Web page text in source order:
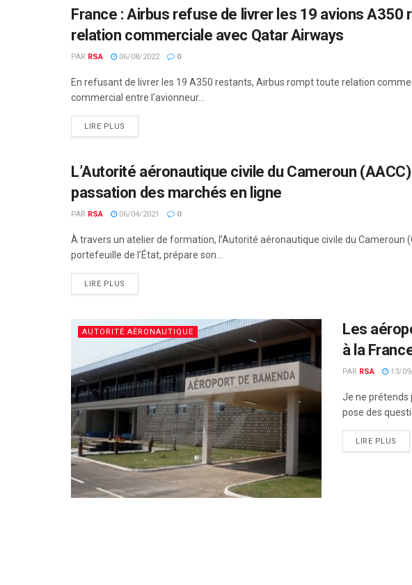
AUTORITÉ AÉRONAUTIQUE
France : Airbus refuse de livrer les 19 avions
relation commerciale avec Qatar Airways
PAR RSA 06/08/2022 0
En refusant de livrer les 19 A350 restants, Airbus rompt toute relation
commercial entre l'avionneur...
LIRE PLUS
AUTORITÉ AÉRONAUTIQUE
L’Autorité aéronautique civile du Cameroun
passation des marchés en ligne
PAR RSA 06/04/2021 0
À travers un atelier de formation, l’Autorité aéronautique civile du Cameroun
portefeuille de l’État, prépare son...
LIRE PLUS
AUTORITÉ AÉRONAUTIQUE
Les
à la
PAR RSA 13/
Je ne prétends
pose des
LIRE PLUS